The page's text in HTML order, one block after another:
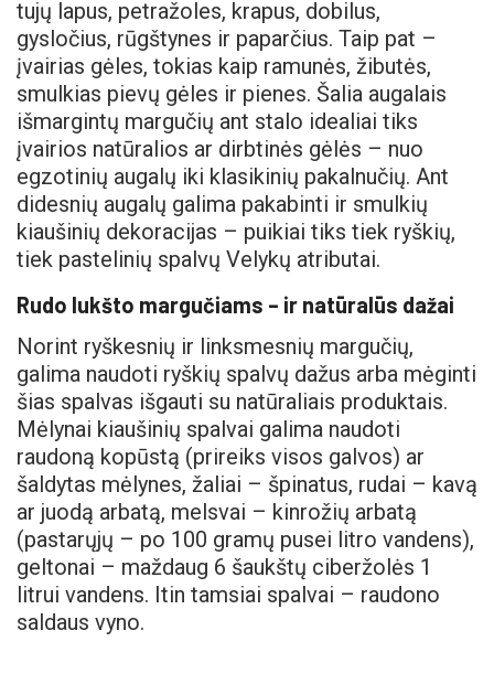
tujų lapus, petražoles, krapus, dobilus,
gysločius, rūgštynes ir paparčius. Taip pat –
įvairias gėles, tokias kaip ramunės, žibutės,
smulkias pievų gėles ir pienes. Šalia augalais
išmargintų margučių ant stalo idealiai tiks
įvairios natūralios ar dirbtinės gėlės – nuo
egzotinių augalų iki klasikinių pakalnučių. Ant
didesnių augalų galima pakabinti ir smulkių
kiaušinių dekoracijas – puikiai tiks tiek ryškių,
tiek pastelinių spalvų Velykų atributai.
Rudo lukšto margučiams – ir natūralūs dažai
Norint ryškesnių ir linksmesnių margučių,
galima naudoti ryškių spalvų dažus arba mėginti
šias spalvas išgauti su natūraliais produktais.
Mėlynai kiaušinių spalvai galima naudoti
raudoną kopūstą (prireiks visos galvos) ar
šaldytas mėlynes, žaliai – špinatus, rudai – kavą
ar juodą arbatą, melsvai – kinrožių arbatą
(pastarųjų – po 100 gramų pusei litro vandens),
geltonai – maždaug 6 šaukštų ciberžolės 1
litrui vandens. Itin tamsiai spalvai – raudono
saldaus vyno.